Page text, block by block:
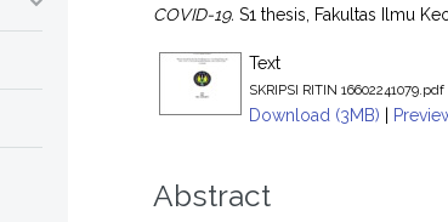
COVID-19. S1 thesis, Fakultas Ilmu
Text
SKRIPSI RITIN 16602241079.pdf
Download (3MB) |
Abstract